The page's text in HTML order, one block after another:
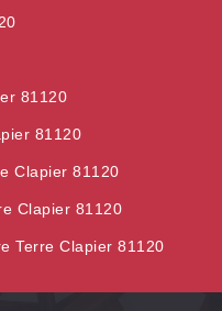
81120
81120
Clapier 81120
Clapier 81120
Terre Clapier 81120